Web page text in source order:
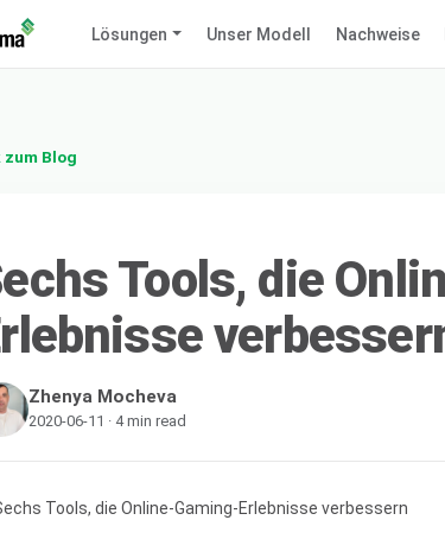
Lösungen Unser Modell Nachweise
zum Blog
Tools, die
Zhenya Mocheva
2020-06-11 · 4 min read